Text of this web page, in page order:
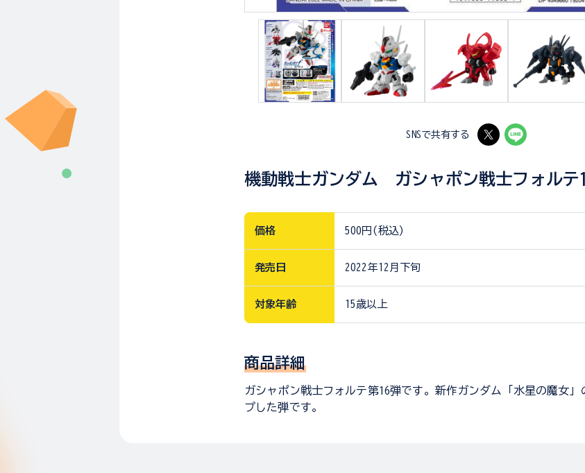
SNSで共有する
機動戦士ガンダム ガシャポン戦士フォルテ
価格 500円(税込)
発売日 2022年12月下旬
対象年齢 15歳以上
商品詳細
ガシャポン戦士フォルテ第16弾です。新作ガンダム「水星の魔女」
プした弾です。